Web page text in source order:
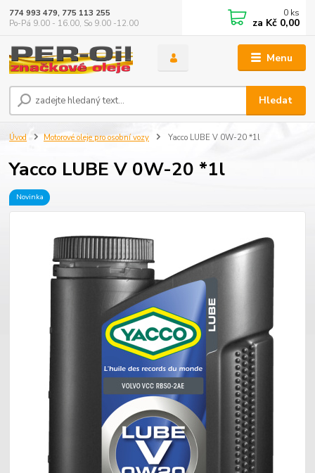
Menu
Hledat
774 993 479, 775 113 255
Po-Pá 9.00 - 16.00, So 9.00 -12.00
0 ks
za Kč 0,00
Úvod Motorové oleje pro osobní vozy Yacco LUBE V 0W-20 *1l
Yacco LUBE V 0W-20 *1l
Novinka